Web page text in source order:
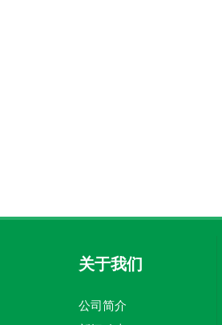
关于我们
公司简介